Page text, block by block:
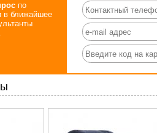
по
в ближайшее